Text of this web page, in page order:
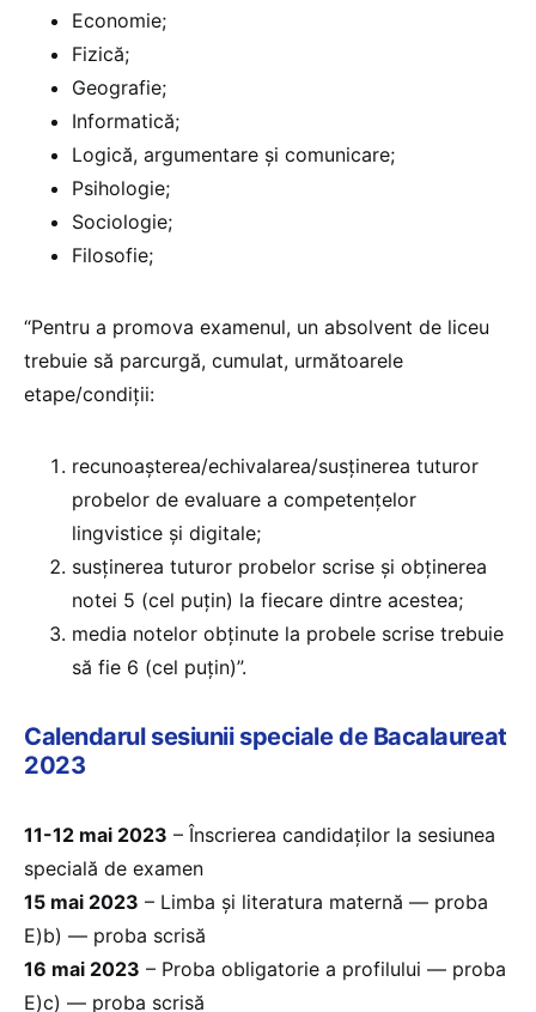
Economie;
Fizică;
Geografie;
Informatică;
Logică, argumentare și comunicare;
Psihologie;
Sociologie;
Filosofie;
“Pentru a promova examenul, un absolvent de liceu
trebuie să parcurgă, cumulat, următoarele
etape/condiții:
recunoașterea/echivalarea/susținerea tuturor
probelor de evaluare a competențelor
lingvistice și digitale;
susținerea tuturor probelor scrise și obținerea
notei 5 (cel puțin) la fiecare dintre acestea;
media notelor obținute la probele scrise trebuie
să fie 6 (cel puțin)”.
Calendarul sesiunii speciale de Bacalaureat
2023
11-12 mai 2023 – Înscrierea candidaților la sesiunea
specială de examen
15 mai 2023 – Limba și literatura maternă — proba
E)b) — proba scrisă
16 mai 2023 – Proba obligatorie a profilului — proba
E)c) — proba scrisă